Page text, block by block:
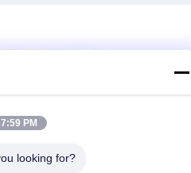
Δικτύωσης
7:59 PM
looking for?